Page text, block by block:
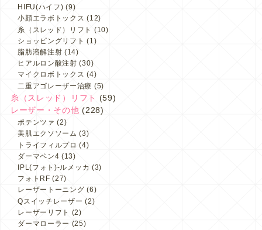
HIFU(ハイフ) (9)
小顔エラボトックス (12)
糸（スレッド）リフト (10)
ショッピングリフト (1)
脂肪溶解注射 (14)
ヒアルロン酸注射 (30)
マイクロボトックス (4)
二重アゴレーザー治療 (5)
糸（スレッド）リフト
(59)
レーザー・その他 (228)
ポテンツァ (2)
美肌エクソソーム (3)
トライフィルプロ (4)
ダーマペン4 (13)
IPL(フォト)-ルメッカ (3)
フォトRF (27)
レーザートーニング (6)
Qスイッチレーザー (2)
レーザーリフト (2)
ダーマローラー (25)